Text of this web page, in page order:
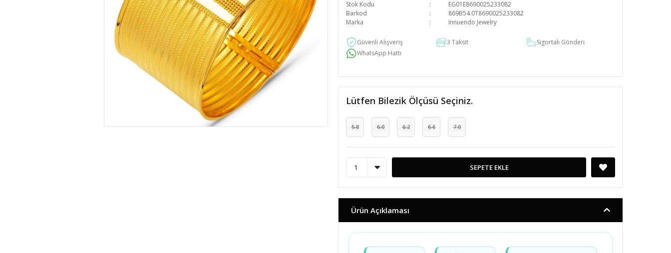
Stok Kodu
EG01E8690025233082
Barkod
869B54.0T8690025233082
Marka
Innuendo Jewelry
Güvenli Alışveriş 3 Taksit
Sigortalı Gönderi
WhatsApp Hattı
Lütfen Bilezik Ölçüsü Seçiniz.
5.8 6.0 6.2 6.6 7.0
SEPETE EKLE
Ürün Açıklaması